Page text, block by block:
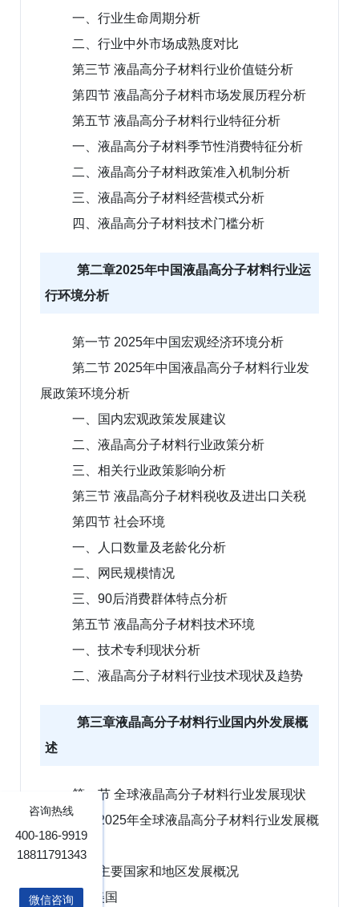
一、行业生命周期分析
二、行业中外市场成熟度对比
第三节 液晶高分子材料行业价值链分析
第四节 液晶高分子材料市场发展历程分析
第五节 液晶高分子材料行业特征分析
一、液晶高分子材料季节性消费特征分析
二、液晶高分子材料政策准入机制分析
三、液晶高分子材料经营模式分析
四、液晶高分子材料技术门槛分析
第二章2025年中国液晶高分子材料行业运
行环境分析
第一节 2025年中国宏观经济环境分析
第二节 2025年中国液晶高分子材料行业发
展政策环境分析
一、国内宏观政策发展建议
二、液晶高分子材料行业政策分析
三、相关行业政策影响分析
第三节 液晶高分子材料税收及进出口关税
第四节 社会环境
一、人口数量及老龄化分析
二、网民规模情况
三、90后消费群体特点分析
第五节 液晶高分子材料技术环境
一、技术专利现状分析
二、液晶高分子材料行业技术现状及趋势
第三章液晶高分子材料行业国内外发展概
述
第一节 全球液晶高分子材料行业发展现状
一、2025年全球液晶高分子材料行业发展概
二、主要国家和地区发展概况
1、美国
咨询热线
400-186-9919
18811791343
微信咨询